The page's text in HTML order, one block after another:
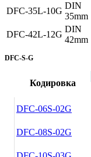
DFC-35L-10G
DIN
35mm
DFC-42L-12G
DIN
42mm
DFC-S-G
Кодировка
DFC-06S-02G
DFC-08S-02G